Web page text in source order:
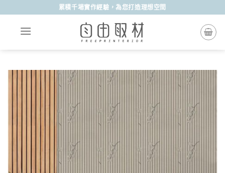
content
累積千場實作經驗，為您打造理想空間